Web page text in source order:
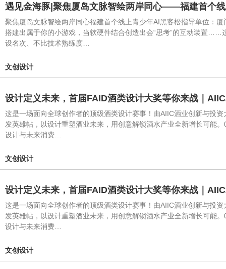
遇见金海豚|聚焦厦岛文脉智绘两岸同心——福建首个
聚焦厦岛文脉智绘两岸同心福建首个线上青少年AI黑客松指导单位：
搭建出属于你的小游戏，当软硬件结合创造出会“思考”的互动装置
设名次、不比技术熟练度…
文创设计
设计定义未来，首届FAID酒类设计大奖等你来战｜
这是一场面向全球创作者的顶级酒类设计赛事！由AIIC酒业创新与投
发英雄帖，以设计重塑酒业未来，用创意解锁酒水产业全新增长可能
设计与未来消费…
文创设计
设计定义未来，首届FAID酒类设计大奖等你来战｜
这是一场面向全球创作者的顶级酒类设计赛事！由AIIC酒业创新与投
发英雄帖，以设计重塑酒业未来，用创意解锁酒水产业全新增长可能
设计与未来消费…
文创设计